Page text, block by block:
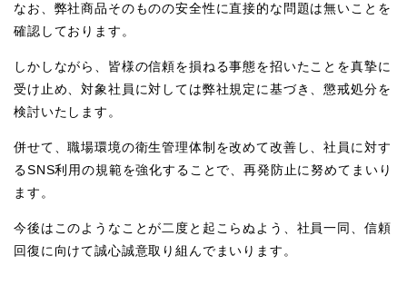
なお、弊社商品そのものの安全性に直接的な問題は無いことを
確認しております。
しかしながら、皆様の信頼を損ねる事態を招いたことを真摯に
受け止め、対象社員に対しては弊社規定に基づき、懲戒処分を
検討いたします。
併せて、職場環境の衛生管理体制を改めて改善し、社員に対す
るSNS利用の規範を強化することで、再発防止に努めてまいり
ます。
今後はこのようなことが二度と起こらぬよう、社員一同、信頼
回復に向けて誠心誠意取り組んでまいります。